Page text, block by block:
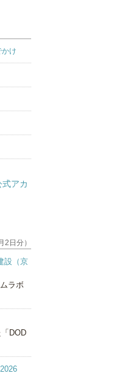
け
日分）
設（京
ラボ
DOD